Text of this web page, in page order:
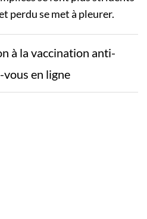
perdu se met à pleurer.
à la vaccination anti-
en ligne